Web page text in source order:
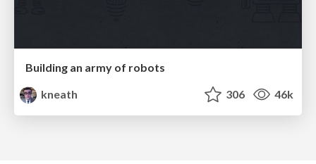
Building an army of robots
kneath
306 46k